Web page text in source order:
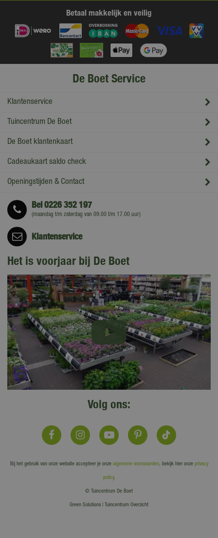
Betaal makkelijk en veilig
De Boet Service
Klantenservice
Tuincentrum De Boet
De Boet klantenkaart
Cadeaukaart saldo check
Openingstijden & Contact
Bel0226 352 197
(maandag t/m zaterdag van 09.00 t/m 17.00 uur)
Klantenservice
Het is voorjaar bij De Boet
Volg ons:
Bij het gebruik van onze website accepteer je onze algemene voorwaarden, bekijk hier onze privacy
policy.
© Tuincentrum De Boet
Green Solutions Tuincentrum Overzicht